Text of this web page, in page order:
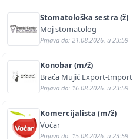
Stomatološka sestra (ž)
Moj stomatolog
Prijava do: 21.08.2026. u 23:59
Konobar (m/ž)
Braća Mujić Export-Import
Prijava do: 16.08.2026. u 23:59
Komercijalista (m/ž)
Voćar
Prijava do: 15.08.2026. u 23:59